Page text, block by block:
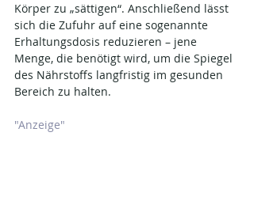
Körper zu „sättigen“. Anschließend lässt
sich die Zufuhr auf eine sogenannte
Erhaltungsdosis reduzieren – jene
Menge, die benötigt wird, um die Spiegel
des Nährstoffs langfristig im gesunden
Bereich zu halten.
"Anzeige"